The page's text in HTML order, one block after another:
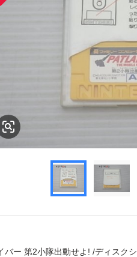
バー 第2小隊出動せよ! /ディスク